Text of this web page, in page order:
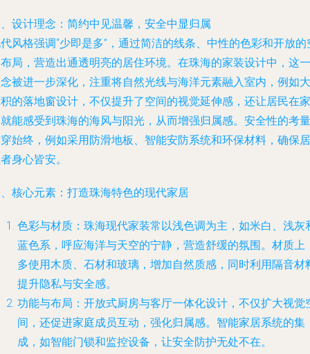
设计理念：简约中见温馨，安全中显归属
风格强调“少即是多”，通过简洁的线条、中性的色彩和开放的
局，营造出通透明亮的居住环境。在珠海的家装设计中，这一
被进一步深化，注重将自然光线与海洋元素融入室内，例如大
的落地窗设计，不仅提升了空间的视觉延伸感，还让居民在家
能感受到珠海的海风与阳光，从而增强归属感。安全性的考量
始终，例如采用防滑地板、智能安防系统和环保材料，确保居
身心皆安。
核心元素：打造珠海特色的现代家居
色彩与材质：珠海现代家装常以浅色调为主，如米白、浅灰
蓝色系，呼应海洋与天空的宁静，营造舒缓的氛围。材质上
多使用木质、石材和玻璃，增加自然质感，同时利用隔音材
提升隐私与安全感。
功能与布局：开放式厨房与客厅一体化设计，不仅扩大视觉
间，还促进家庭成员互动，强化归属感。智能家居系统的集
成，如智能门锁和监控设备，让安全防护无处不在。